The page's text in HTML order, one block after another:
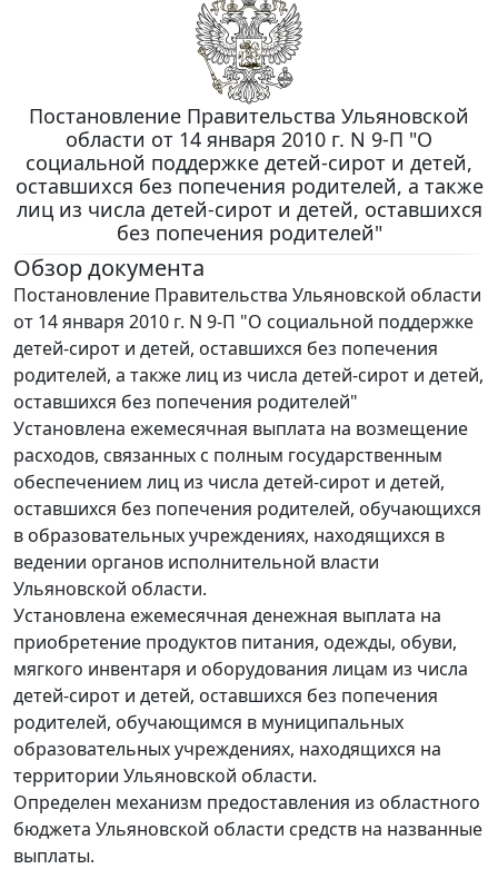
Постановление Правительства Ульяновской
области от 14 января 2010 г. N 9-П "О
социальной поддержке детей-сирот и детей,
оставшихся без попечения родителей, а также
лиц из числа детей-сирот и детей, оставшихся
без попечения родителей"
Обзор документа
Постановление Правительства Ульяновской области
от 14 января 2010 г. N 9-П "О социальной поддержке
детей-сирот и детей, оставшихся без попечения
родителей, а также лиц из числа детей-сирот и детей,
оставшихся без попечения родителей"
Установлена ежемесячная выплата на возмещение
расходов, связанных с полным государственным
обеспечением лиц из числа детей-сирот и детей,
оставшихся без попечения родителей, обучающихся
в образовательных учреждениях, находящихся в
ведении органов исполнительной власти
Ульяновской области.
Установлена ежемесячная денежная выплата на
приобретение продуктов питания, одежды, обуви,
мягкого инвентаря и оборудования лицам из числа
детей-сирот и детей, оставшихся без попечения
родителей, обучающимся в муниципальных
образовательных учреждениях, находящихся на
территории Ульяновской области.
Определен механизм предоставления из областного
бюджета Ульяновской области средств на названные
выплаты.